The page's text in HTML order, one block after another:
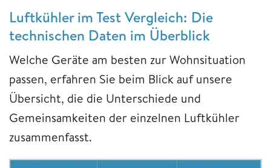
Luftkühler im Test Vergleich: Die
technischen Daten im Überblick
Welche Geräte am besten zur Wohnsituation
passen, erfahren Sie beim Blick auf unsere
Übersicht, die die Unterschiede und
Gemeinsamkeiten der einzelnen Luftkühler
zusammenfasst.